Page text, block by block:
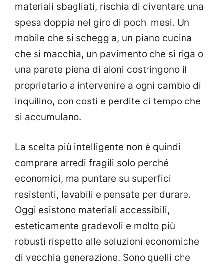
materiali sbagliati, rischia di diventare una
spesa doppia nel giro di pochi mesi. Un
mobile che si scheggia, un piano cucina
che si macchia, un pavimento che si riga o
una parete piena di aloni costringono il
proprietario a intervenire a ogni cambio di
inquilino, con costi e perdite di tempo che
si accumulano.
La scelta più intelligente non è quindi
comprare arredi fragili solo perché
economici, ma puntare su superfici
resistenti, lavabili e pensate per durare.
Oggi esistono materiali accessibili,
esteticamente gradevoli e molto più
robusti rispetto alle soluzioni economiche
di vecchia generazione. Sono quelli che